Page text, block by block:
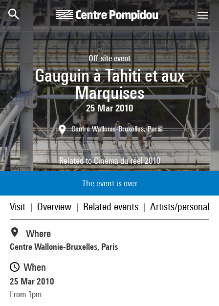
Skip to main content
Centre Pompidou
Off-site event
Gauguin à Tahiti et aux
Marquises
25 Mar 2010
Centre Wallonie-Bruxelles, Paris
Related toCinéma du réel 2010
The event is over
Visit Overview Related events Artists/
Where
Centre Wallonie-Bruxelles, Paris
When
25 Mar 2010
From 1pm